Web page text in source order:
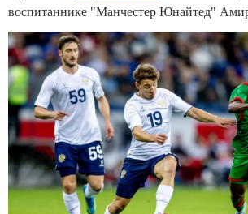
воспитаннике "Манчестер Юнайтед"